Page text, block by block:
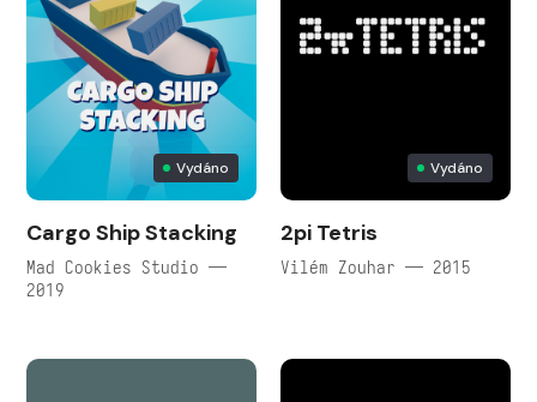
Vydáno
Cargo Ship Stacking
Mad Cookies Studio —
2019
Vydáno
2pi Tetris
Vilém Zouhar — 2015